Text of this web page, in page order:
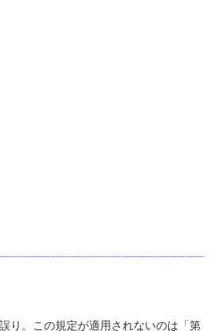
り。この規定が適用されないのは「第